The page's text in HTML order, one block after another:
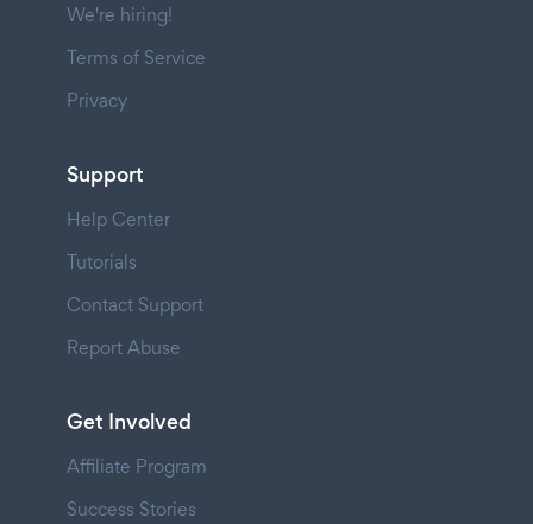
We're hiring!
Terms of Service
Privacy
Support
Help Center
Tutorials
Contact Support
Report Abuse
Get Involved
Affiliate Program
Success Stories